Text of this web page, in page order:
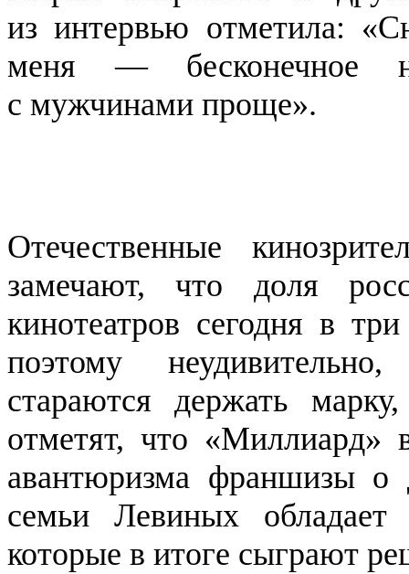
из интервью отметила:
меня — бесконечное
с мужчинами проще».
Отечественные
замечают, что доля
кинотеатров сегодня в
поэтому
стараются держать
отметят, что «Миллиард»
авантюризма франшизы
семьи Левиных обладает
которые в итоге сыграют